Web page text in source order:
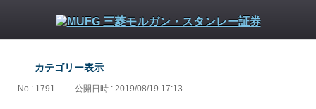
カテゴリー表示
No : 1791 公開日時 : 2019/08/19 17:13